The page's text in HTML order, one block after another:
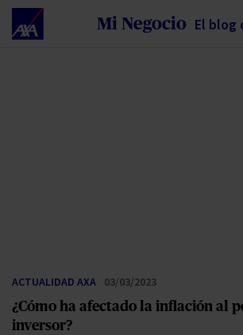
Nota:
este
Mi Negocio El blog
ACTUALIDAD AXA 03/03/2023
¿Cómo ha afectado la inflación al
inversor?